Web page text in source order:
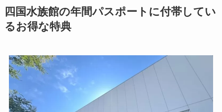
四国水族館の年間パスポートに付帯してい
るお得な特典